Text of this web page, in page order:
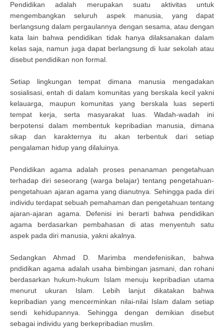
Pendidikan adalah merupakan suatu aktivitas untuk
mengembangkan seluruh aspek manusia, yang dapat
berlangsung dalam pergaulannya dengan sesama, atau dengan
kata lain bahwa pendidikan tidak hanya dilaksanakan dalam
kelas saja, namun juga dapat berlangsung di luar sekolah atau
disebut pendidikan non formal.
Setiap lingkungan tempat dimana manusia mengadakan
sosialisasi, entah di dalam komunitas yang berskala kecil yakni
kelauarga, maupun komunitas yang berskala luas seperti
tempat kerja, serta masyarakat luas. Wadah-wadah ini
berpotensi dalam membentuk kepribadian manusia, dimana
sikap dan karakternya itu akan terbentuk dari setiap
pengalaman hidup yang dilaluinya.
Pendidikan agama adalah proses penanaman pengetahuan
terhadap diri seseorang (warga belajar) tentang pengetahuan-
pengetahuan ajaran agama yang dianutnya. Sehingga pada diri
individu terdapat sebuah pemahaman dan pengetahuan tentang
ajaran-ajaran agama. Defenisi ini berarti bahwa pendidikan
agama berdasarkan pembahasan di atas menyentuh satu
aspek pada diri manusia, yakni akalnya.
Sedangkan Ahmad D. Marimba mendefenisikan, bahwa
pndidikan agama adalah usaha bimbingan jasmani, dan rohani
berdasarkan hukum-hukum Islam menuju kepribadian utama
menurut ukuran Islam. Lebih lanjut dikatakan bahwa
kepribadian yang mencerminkan nilai-nilai Islam dalam setiap
sendi kehidupannya. Sehingga dengan demikian disebut
sebagai individu yang berkepribadian muslim.